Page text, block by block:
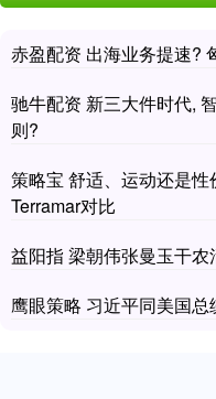
赤盈配资 出海业务提速?
驰牛配资 新三大件时代,
则?
策略宝 舒适、运动还是
Terramar对比
益阳指 梁朝伟张曼玉干
鹰眼策略 习近平同美国